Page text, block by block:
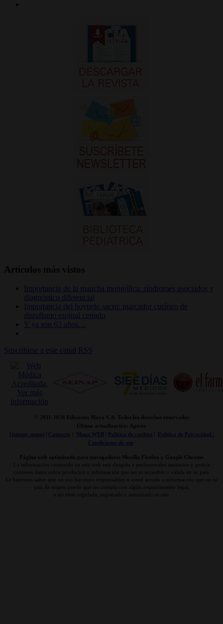
Artículos más vistos
Importancia de la mancha mongólica: síndromes asociados y
diagnóstico diferencial
Importancia del hoyuelo sacro: marcador cutáneo de
disrafismo espinal cerrado
Y ya son 63 años…
Suscribirse a este canal RSS
© 2011-2026 Ediciones Mayo S.A. Todos los derechos reservados
Última actualización: Agosto
Quienes somos| Contacto Mapa WEB Politica de cookies|
Politica de Privacidad /
Condiciones de uso
Página web optimizada para navegadores Mozilla Firefox y Google Chrome
La información contenida en esta web está dirigida a profesionales sanitarios y podría
contener datos sobre productos o información que no es accesible o válida en su país.
Le hacemos saber que no nos hacemos responsables si usted accede a información que en su
país de origen puede que no cumpla con algún requerimiento legal,
o no estar regulada, registrada o autorizado su uso.